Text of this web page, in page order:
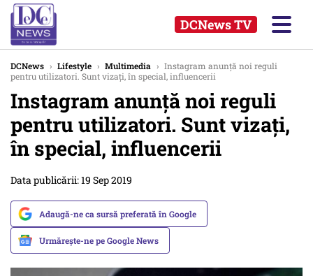
DCNews TV
DCNews › Lifestyle › Multimedia › Instagram anunță noi reguli
pentru utilizatori. Sunt vizați, în special, influencerii
Instagram anunță noi reguli
pentru utilizatori. Sunt vizați,
în special, influencerii
Data publicării: 19 Sep 2019
Adaugă-ne ca sursă preferată în Google
Urmărește-ne pe Google News